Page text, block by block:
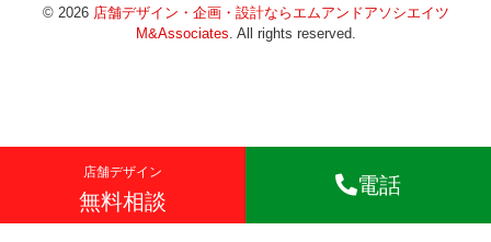
店舗デザイン
無料相談
電話
© 2026 店舗デザイン・企画・設計ならエムアンドアソシエイツ
M&Associates . All rights reserved.